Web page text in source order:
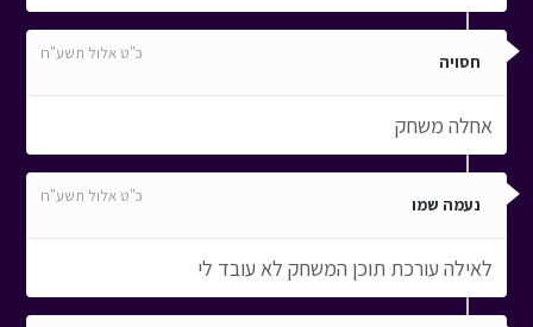
חסויה כ"ט אלול תשע"ח
אחלה משחק
נעמה שמו כ"ט אלול תשע"ח
לאילה עורכת תוכן המשחק לא עובד לי